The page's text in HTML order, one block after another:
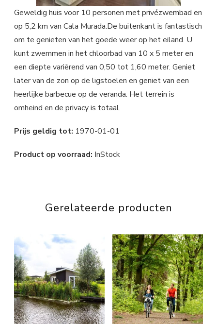
Geweldig huis voor 10 personen met privézwembad en
op 5,2 km van Cala Murada.De buitenkant is fantastisch
om te genieten van het goede weer op het eiland. U
kunt zwemmen in het chloorbad van 10 x 5 meter en
een diepte variërend van 0,50 tot 1,60 meter. Geniet
later van de zon op de ligstoelen en geniet van een
heerlijke barbecue op de veranda. Het terrein is
omheind en de privacy is totaal.
Prijs geldig tot: 1970-01-01
Product op voorraad: InStock
Gerelateerde producten